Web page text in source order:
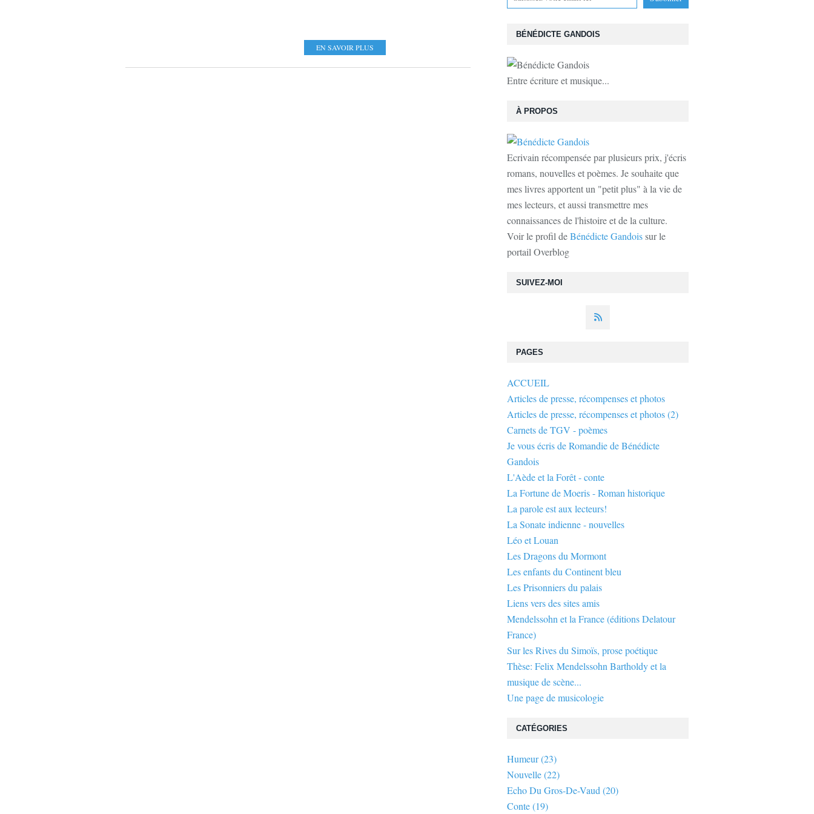
EN SAVOIR PLUS
SUIVEZ-MOI
BÉNÉDICTE GANDOIS
Entre écriture et musique...
À PROPOS
Ecrivain récompensée par plusieurs prix, j'écris
romans, nouvelles et poèmes. Je souhaite que
mes livres apportent un "petit plus" à la vie de
mes lecteurs, et aussi transmettre mes
connaissances de l'histoire et de la culture.
Voir le profil deBénédicte Gandoissur le
portail Overblog
PAGES
ACCUEIL
Articles de presse, récompenses et photos
Articles de presse, récompenses et photos (2)
Carnets de TGV - poèmes
Je vous écris de Romandie de Bénédicte
Gandois
L'Aède et la Forêt - conte
La Fortune de Moeris - Roman historique
La parole est aux lecteurs!
La Sonate indienne - nouvelles
Léo et Louan
Les Dragons du Mormont
Les enfants du Continent bleu
Les Prisonniers du palais
Liens vers des sites amis
Mendelssohn et la France (éditions Delatour
France)
Sur les Rives du Simoïs, prose poétique
Thèse: Felix Mendelssohn Bartholdy et la
musique de scène...
Une page de musicologie
CATÉGORIES
Humeur(23)
Nouvelle(22)
Echo Du Gros-De-Vaud (20)
Conte(19)